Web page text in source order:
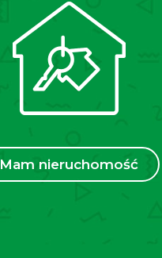
Mam nieruchomość